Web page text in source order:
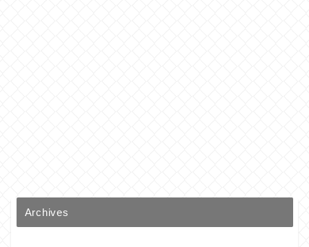
Archives